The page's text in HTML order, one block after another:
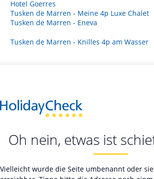
Hotel Goerres
Tusken de Marren - Meine 4p Luxe Chalet
Tusken de Marren - Eneva
Tusken de Marren - Knilles 4p am Wasser
Oh nein, etwas ist
Vielleicht wurde die Seite umbenannt oder